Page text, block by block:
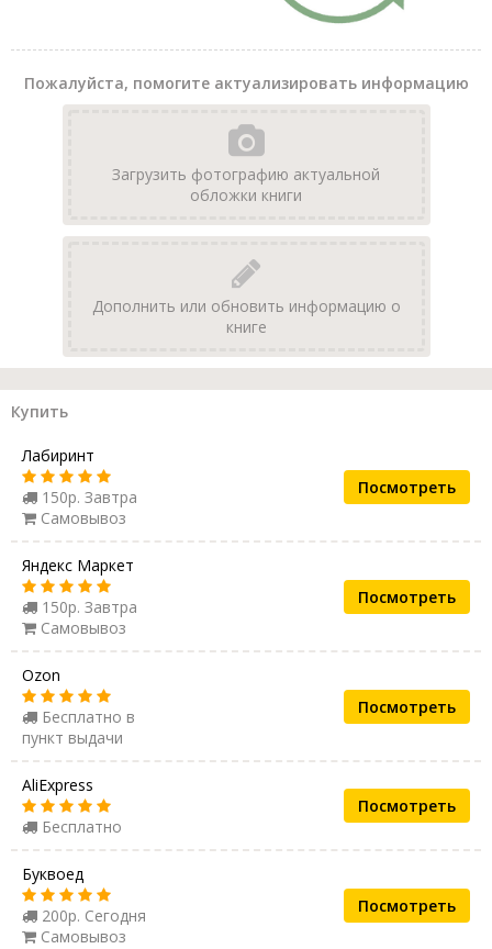
Пожалуйста, помогите актуализировать информацию
Загрузить фотографию актуальной
обложки книги
Дополнить или обновить информацию о
книге
Купить
Лабиринт
150р. Завтра
Самовывоз
Посмотреть
Яндекс Маркет
150р. Завтра
Самовывоз
Посмотреть
Ozon
Бесплатно в
пункт выдачи
Посмотреть
AliExpress
Бесплатно
Посмотреть
Буквоед
200р. Сегодня
Самовывоз
Посмотреть